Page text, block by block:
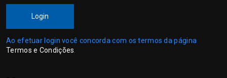
Login
Ao efetuar login você concorda com os termos da página
Termos e Condições